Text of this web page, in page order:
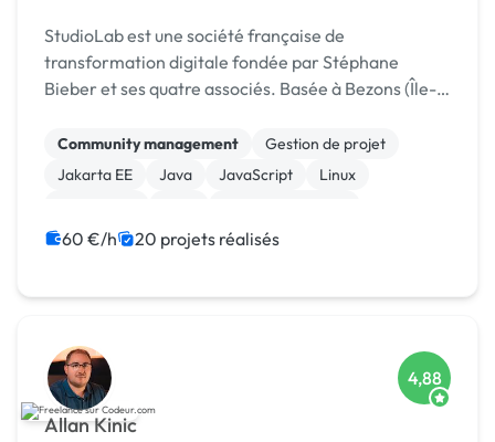
StudioLab est une société française de
transformation digitale fondée par Stéphane
Bieber et ses quatre associés. Basée à Bezons (Île-
ans les entrepr
Community management
Gestion de projet
Jakarta EE
Java JavaScript
Linux
Modules et composants
60 €/h 20 projets réalisés
Allan Kinic
4,88